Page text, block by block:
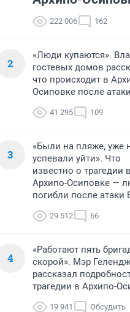
222 006 162
2
«Люди купаются».
гостевых домов
что происходит в
Осиповке после
41 295 109
3
«Были на пляже, уже
успевали уйти». Что
известно о трагедии в
Архипо-Осиповке —
погибли после
29 512 66
4
«Работают пять
скорой». Мэр
рассказал
трагедии в Архипо-
19 941 Обсудить